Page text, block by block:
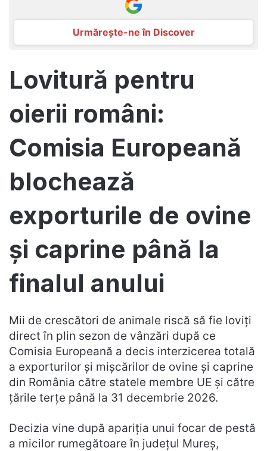
Urmărește-ne în Discover
Lovitură pentru
oierii români:
Comisia Europeană
blochează
exporturile de ovine
și caprine până la
finalul anului
Mii de crescători de animale riscă să fie loviți
direct în plin sezon de vânzări după ce
Comisia Europeană a decis interzicerea totală
a exporturilor și mișcărilor de ovine și caprine
din România către statele membre UE și către
țările terțe până la 31 decembrie 2026.
Decizia vine după apariția unui focar de pestă
a micilor rumegătoare în județul Mureș,